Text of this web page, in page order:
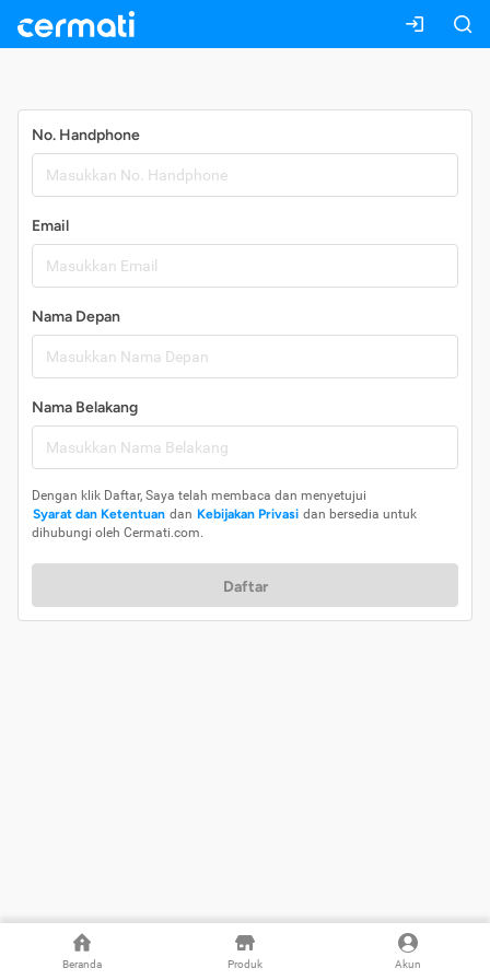
Beranda Produk Akun
No. Handphone
Email
Nama Depan
Nama Belakang
Dengan klik Daftar, Saya telah membaca dan menyetujui
Syarat dan Ketentuan dan Kebijakan Privasi dan bersedia untuk
dihubungi oleh Cermati.com.
Daftar